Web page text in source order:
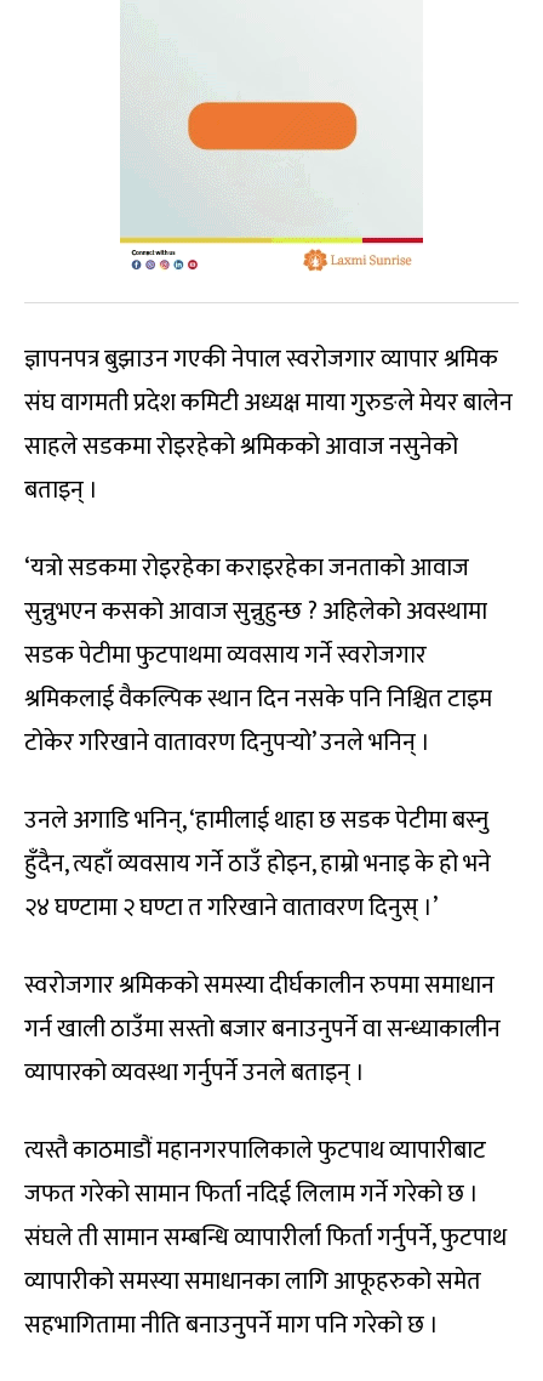
ज्ञापनपत्र बुझाउन गएकी नेपाल स्वरोजगार व्यापार श्रमिक
संघ वागमती प्रदेश कमिटी अध्यक्ष माया गुरुङले मेयर बालेन
साहले सडकमा रोइरहेको श्रमिकको आवाज नसुनेको
बताइन् ।
‘यत्रो सडकमा रोइरहेका कराइरहेका जनताको आवाज
सुन्नुभएन कसको आवाज सुन्नुहुन्छ ? अहिलेको अवस्थामा
सडक पेटीमा फुटपाथमा व्यवसाय गर्ने स्वरोजगार
श्रमिकलाई वैकल्पिक स्थान दिन नसके पनि निश्चित टाइम
टोकेर गरिखाने वातावरण दिनुपर्‍यो’ उनले भनिन् ।
उनले अगाडि भनिन्, ‘हामीलाई थाहा छ सडक पेटीमा बस्नु
हुँदैन, त्यहाँ व्यवसाय गर्ने ठाउँ होइन, हाम्रो भनाइ के हो भने
२४ घण्टामा २ घण्टा त गरिखाने वातावरण दिनुस् ।’
स्वरोजगार श्रमिकको समस्या दीर्घकालीन रुपमा समाधान
गर्न खाली ठाउँमा सस्तो बजार बनाउनुपर्ने वा सन्ध्याकालीन
व्यापारको व्यवस्था गर्नुपर्ने उनले बताइन् ।
त्यस्तै काठमाडौं महानगरपालिकाले फुटपाथ व्यापारीबाट
जफत गरेको सामान फिर्ता नदिई लिलाम गर्ने गरेको छ ।
संघले ती सामान सम्बन्धि व्यापारीर्ला फिर्ता गर्नुपर्ने, फुटपाथ
व्यापारीको समस्या समाधानका लागि आफूहरुको समेत
सहभागितामा नीति बनाउनुपर्ने माग पनि गरेको छ ।